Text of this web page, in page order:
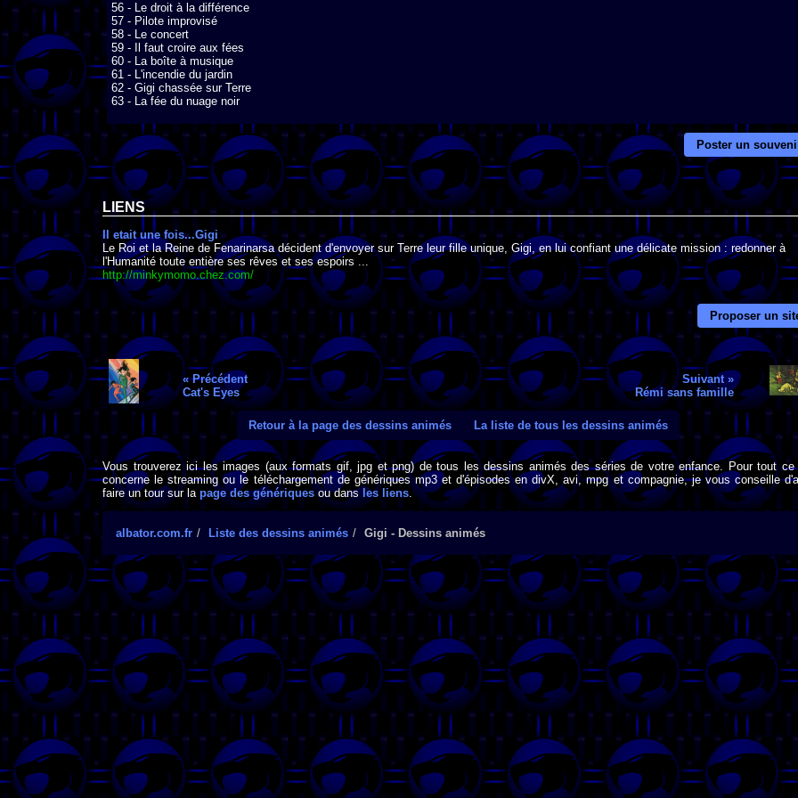
56 - Le droit à la différence
57 - Pilote improvisé
58 - Le concert
59 - Il faut croire aux fées
60 - La boîte à musique
61 - L'incendie du jardin
62 - Gigi chassée sur Terre
63 - La fée du nuage noir
Poster un
LIENS
Il etait une fois...Gigi
Le Roi et la Reine de Fenarinarsa décident d'envoyer sur Terre leur fille unique, Gigi, en lui confiant une délicate mission : redonner à
l'Humanité toute entière ses rêves et ses espoirs ...
http://minkymomo.chez.com/
Proposer un
« Précédent
Cat's Eyes
Suivant »
Rémi sans famille
Retour à la page des dessins animés La liste de tous les dessins animés
Vous trouverez ici les images (aux formats gif, jpg et png) de tous les dessins animés des séries de votre enfance. Pour tout ce
concerne le streaming ou le téléchargement de génériques mp3 et d'épisodes en divX, avi, mpg et compagnie, je vous conseille
faire un tour sur la page des génériquesou dansles liens.
albator.com.fr Liste des dessins animés Gigi - Dessins animés